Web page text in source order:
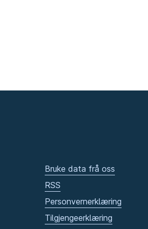
Bruke data frå oss
RSS
Personvernerklæring
Tilgjengeerklæring